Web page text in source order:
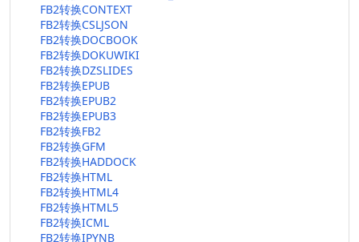
FB2转换CONTEXT
FB2转换CSLJSON
FB2转换DOCBOOK
FB2转换DOKUWIKI
FB2转换DZSLIDES
FB2转换EPUB
FB2转换EPUB2
FB2转换EPUB3
FB2转换FB2
FB2转换GFM
FB2转换HADDOCK
FB2转换HTML
FB2转换HTML4
FB2转换HTML5
FB2转换ICML
FB2转换IPYNB